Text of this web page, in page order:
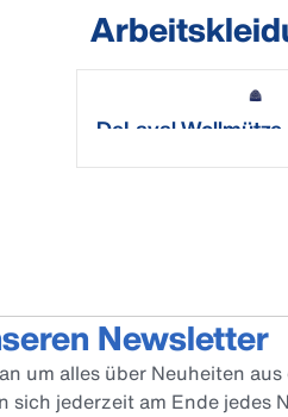
DeLaval Wollmütze
Newsletter
um alles über Neuheiten
sich jederzeit am Ende